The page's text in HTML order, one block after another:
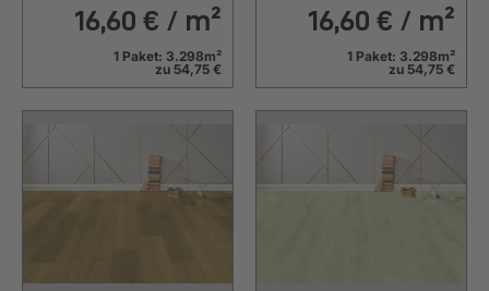
16,60 € / m²
1 Paket: 3.298m²
zu 54,75 €
16,60 € / m²
1 Paket: 3.298m²
zu 54,75 €